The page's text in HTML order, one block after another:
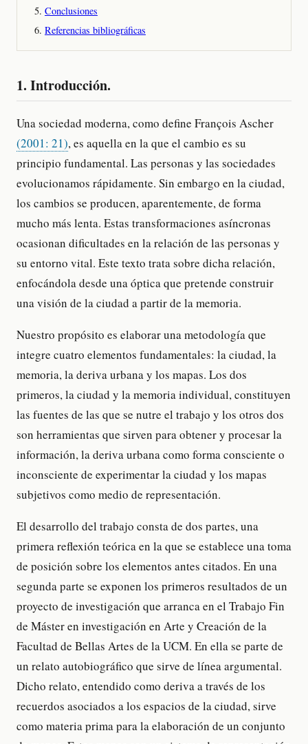
Conclusiones
Referencias bibliográficas
1. Introducción.
Una sociedad moderna, como define François Ascher
(2001: 21), es aquella en la que el cambio es su
principio fundamental. Las personas y las sociedades
evolucionamos rápidamente. Sin embargo en la ciudad,
los cambios se producen, aparentemente, de forma
mucho más lenta. Estas transformaciones asíncronas
ocasionan dificultades en la relación de las personas y
su entorno vital. Este texto trata sobre dicha relación,
enfocándola desde una óptica que pretende construir
una visión de la ciudad a partir de la memoria.
Nuestro propósito es elaborar una metodología que
integre cuatro elementos fundamentales: la ciudad, la
memoria, la deriva urbana y los mapas. Los dos
primeros, la ciudad y la memoria individual, constituyen
las fuentes de las que se nutre el trabajo y los otros dos
son herramientas que sirven para obtener y procesar la
información, la deriva urbana como forma consciente o
inconsciente de experimentar la ciudad y los mapas
subjetivos como medio de representación.
El desarrollo del trabajo consta de dos partes, una
primera reflexión teórica en la que se establece una toma
de posición sobre los elementos antes citados. En una
segunda parte se exponen los primeros resultados de un
proyecto de investigación que arranca en el Trabajo Fin
de Máster en investigación en Arte y Creación de la
Facultad de Bellas Artes de la UCM. En ella se parte de
un relato autobiográfico que sirve de línea argumental.
Dicho relato, entendido como deriva a través de los
recuerdos asociados a los espacios de la ciudad, sirve
como materia prima para la elaboración de un conjunto